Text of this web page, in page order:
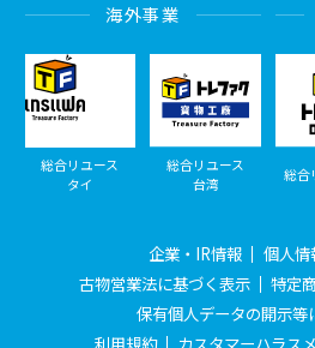
海外事業
総合リユース
タイ
総合リユース
台湾
総合
企業・IR情報
個人情
古物営業法に基づく表示
特定
保有個人データの開示等
利用規約
カスタマーハラス